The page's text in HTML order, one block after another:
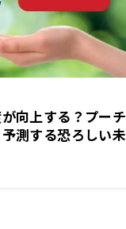
向上する？プーチ
測する恐ろしい未